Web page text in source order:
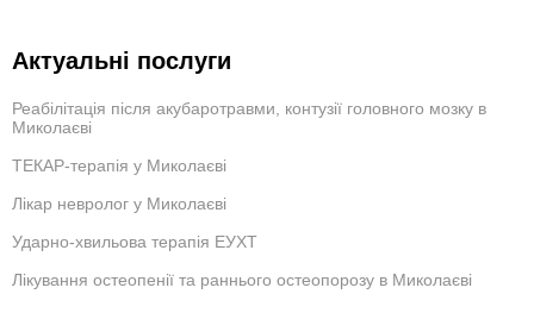
Актуальні послуги
Реабілітація після акубаротравми, контузії головного мозку в
Миколаєві
ТЕКАР-терапія у Миколаєві
Лікар невролог у Миколаєві
Ударно-хвильова терапія ЕУХТ
Лікування остеопенії та раннього остеопорозу в Миколаєві